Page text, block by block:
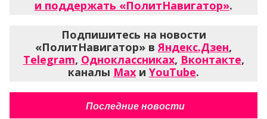
и поддержать «ПолитНавигатор».
Подпишитесь на новости
«ПолитНавигатор» вЯндекс.Дзен,
Telegram, Одноклассниках, Вконтакте,
каналы Max и YouTube.
Последние новости